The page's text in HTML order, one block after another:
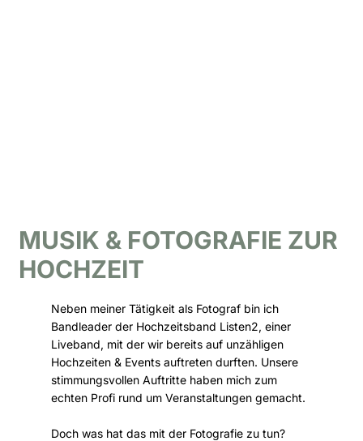
MUSIK & FOTOGRAFIE ZUR
HOCHZEIT
Neben meiner Tätigkeit als Fotograf bin ich
Bandleader der Hochzeitsband Listen2, einer
Liveband, mit der wir bereits auf unzähligen
Hochzeiten & Events auftreten durften. Unsere
stimmungsvollen Auftritte haben mich zum
echten Profi rund um Veranstaltungen gemacht.
Doch was hat das mit der Fotografie zu tun?